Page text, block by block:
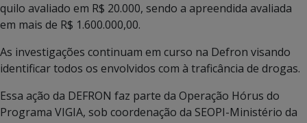
quilo avaliado em R$ 20.000, sendo a apreendida avaliada
em mais de R$ 1.600.000,00.
As investigações continuam em curso na Defron visando
identificar todos os envolvidos com à traficância de drogas.
Essa ação da DEFRON faz parte da Operação Hórus do
Programa VIGIA, sob coordenação da SEOPI-Ministério da